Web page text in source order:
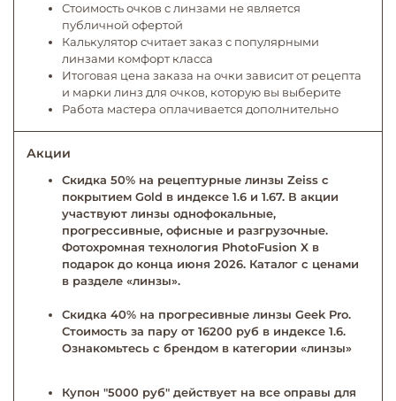
Стоимость очков с линзами не является
публичной офертой
Калькулятор считает заказ с популярными
линзами комфорт класса
Итоговая цена заказа на очки зависит от рецепта
и марки линз для очков, которую вы выберите
Работа мастера оплачивается дополнительно
Акции
Скидка 50% на рецептурные линзы Zeiss с
покрытием Gold в индексе 1.6 и 1.67. В акции
участвуют линзы однофокальные,
прогрессивные, офисные и разгрузочные.
Фотохромная технология PhotoFusion X в
подарок до конца июня 2026. Каталог с ценами
в разделе «линзы».
Скидка 40% на прогресивные линзы Geek Pro.
Стоимость за пару от 16200 руб в индексе 1.6.
Ознакомьтесь с брендом в категории «линзы»
Купон "5000 руб" действует на все оправы для